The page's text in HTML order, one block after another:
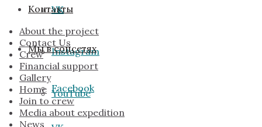
VK
Instagram
YouTube
Контакты
Мы в соцсетях
Facebook
About the project
Contact Us
Crew
Financial support
Gallery
Home
Join to crew
Media about expedition
News